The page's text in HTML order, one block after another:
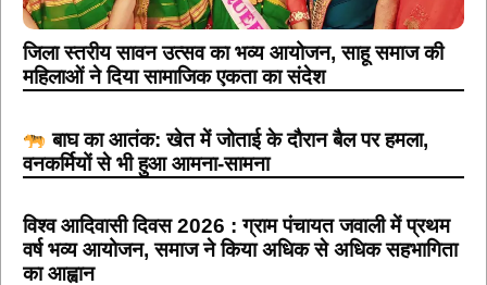
जिला स्तरीय सावन उत्सव का भव्य आयोजन, साहू समाज की
महिलाओं ने दिया सामाजिक एकता का संदेश
बाघ का आतंक: खेत में जोताई के दौरान बैल पर हमला,
वनकर्मियों से भी हुआ आमना-सामना
विश्व आदिवासी दिवस 2026 : ग्राम पंचायत जवाली में प्रथम
वर्ष भव्य आयोजन, समाज ने किया अधिक से अधिक सहभागिता
का आह्वान